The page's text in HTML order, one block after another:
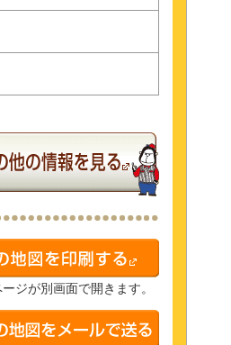
ジが別画面で開きます。